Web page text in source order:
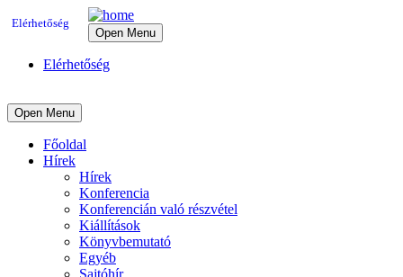
Elérhetőség
Open Menu
Elérhetőség
Open Menu
Főoldal
Hírek
Hírek
Konferencia
Konferencián való részvétel
Kiállítások
Könyvbemutató
Egyéb
Sajtóhír